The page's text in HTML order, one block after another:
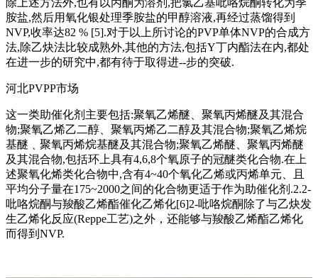
胺盐,然后用氧化银处理季胺盐的甲醇溶液,再经过蒸馏得到
NVP,收率达82 % [5].对于以上所讨论的PVP单体NVP的合成方
法,除乙炔法比较成熟外,其他的方法,包括Y丁内酯法在内,都处
在进一步的研究中,都有待于取得进--步的突破.
河北PVPP市场
这一类助催化剂主要包括:聚氧乙烯醚、聚氧丙烯醚及其混合
物;聚氧乙烯乙二醇、聚氧丙烯乙二醇及其混合物;聚氧乙烯烷
基醚﹑聚氧丙烯烷基醚及其混合物;聚氧乙烯醚、聚氧丙烯醚
及其混合物,包括环上具有4,6,8个氧原子的冠醚类化合物.在上
述聚氧化烯类化合物中,含有4~40个氧化乙烯或丙烯单元、且
平均分子量在175~2000之间的化合物更适于作为助催化剂.2.2-
吡咯烷酮与羧酸乙烯酯催化乙烯化[6]2-吡咯烷酮除了与乙炔发
生乙烯化反应(Reppe工艺)之外，还能够与羧酸乙烯酯乙烯化
而得到NVP.